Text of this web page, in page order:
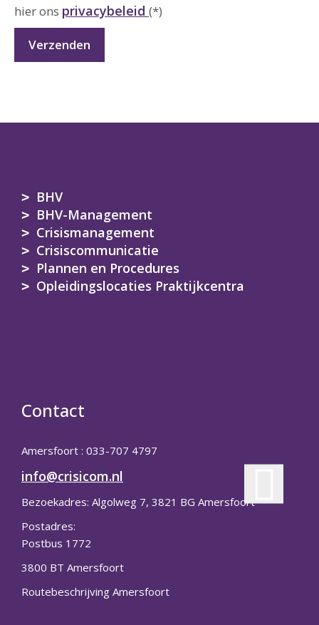
hier ons privacybeleid (*)
BHV
BHV-Management
Crisismanagement
Crisiscommunicatie
Plannen en Procedures
Opleidingslocaties Praktijkcentra
Contact
Amersfoort : 033-707 4797
info@crisicom.nl
Bezoekadres: Algolweg 7, 3821 BG Amersfoort
Postadres:
Postbus 1772
3800 BT Amersfoort
Routebeschrijving Amersfoort